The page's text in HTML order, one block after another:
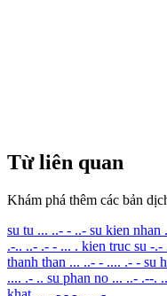
Từ liên quan
Khám phá thêm các bản
su tu ... ..- - ..- su kien nhan
.-.. ..- .- - ... . kien truc su -.-
thanh than ... ..- - .... .- - su
.... .- .. su phan no ... ..- .--.